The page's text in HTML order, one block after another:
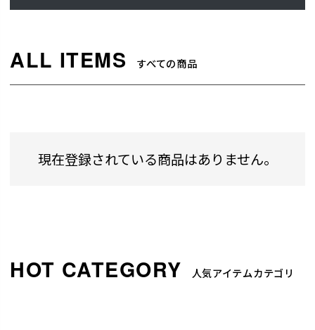
すべての商品
現在登録されている商品はありません。
人気アイテムカテゴリ